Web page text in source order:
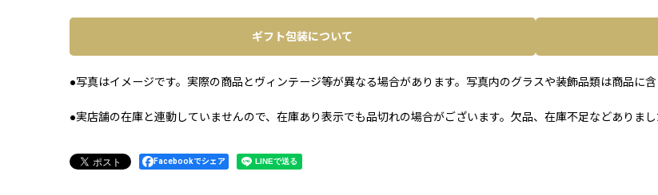
ギフト包装について
●写真はイメージです。実際の商品とヴィンテージ等が異なる場合があります。写真内のグラスや装飾品類は商品に含
●実店舗の在庫と連動していませんので、在庫あり表示でも品切れの場合がございます。欠品、在庫不足などありま
Facebookでシェア